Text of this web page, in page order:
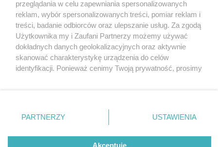
5 / 0
Nie zapomnij
zapoznać się z:
polityką prywatności regulamin korzystania z portali
Twojemiasto
Piekary Śląskie
Chorzów
Tarnowskie Góry
Gliwice
Skontakuj sięz nami
Kontakt
Wydawca
Redakcja
przeglądania w celu zapewniania spersonalizowanych
reklam, wybór spersonalizowanych treści, pomiar reklam i
treści, badanie odbiorców oraz ulepszanie usług. Za zgodą
Użytkownika my i Zaufani Partnerzy możemy używać
dokładnych danych geolokalizacyjnych oraz aktywnie
skanować charakterystykę urządzenia do celów
identyfikacji. Ponieważ cenimy Twoją prywatność, prosimy
prywatności znajdujący się w lewym dolnym rogu strony
. Niektóre rodzaje przetwarzania danych nie wymagają
zgody użytkownika, ale masz prawo sprzeciwić się
takiemu przetwarzaniu. Preferencje będą miały
PARTNERZY USTAWIENIA
Akceptuję